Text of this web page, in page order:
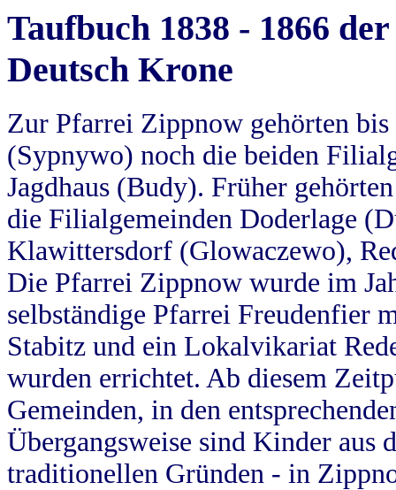
Taufbuch 1838 - 1866
Deutsch Krone
Zur Pfarrei Zippnow gehörten
(Sypnywo) noch die beiden
Jagdhaus (Budy). Früher
die Filialgemeinden Doderlage
Klawittersdorf (Glowaczewo),
Die Pfarrei Zippnow wurde im
selbständige Pfarrei Freudenfier
Stabitz und ein Lokalvikariat
wurden errichtet. Ab diesem
Gemeinden, in den
Übergangsweise sind Kinder aus
traditionellen Gründen - in